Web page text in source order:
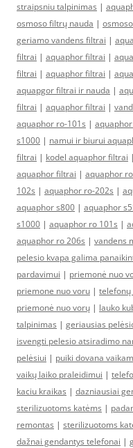
straipsniu talpinimas |
osmoso filtrų nauda |
geriamo vandens filtrai |
filtrai | aquaphor filtrai |
filtrai | aquaphor filtrai |
aquapgor filtrai ir nauda |
filtrai | aquaphor filtrai |
aquaphor ro-101s |
s1000 | namui ir biurui
filtrai | kodel aquaphor filtrai |
aquaphor filtrai | aquaphor
102s | aquaphor ro-202s |
aquaphor s800 | aquaphor
s1000 | aquaphor ro 101s |
aquaphor ro 206s | vandens
pelesio kvapa galima
pardavimui | priemonė nuo
priemone nuo voru | telefonų
priemonė nuo vorų | lauko
talpinimas | geriausias
isvengti pelesio atsiradimo
pelėsiui | puiki dovana
vaikų laiko praleidimui |
kaciu kraikas | dazniausiai
sterilizuotoms katėms |
remontas | sterilizuotoms
dažnai gendantys telefonai |